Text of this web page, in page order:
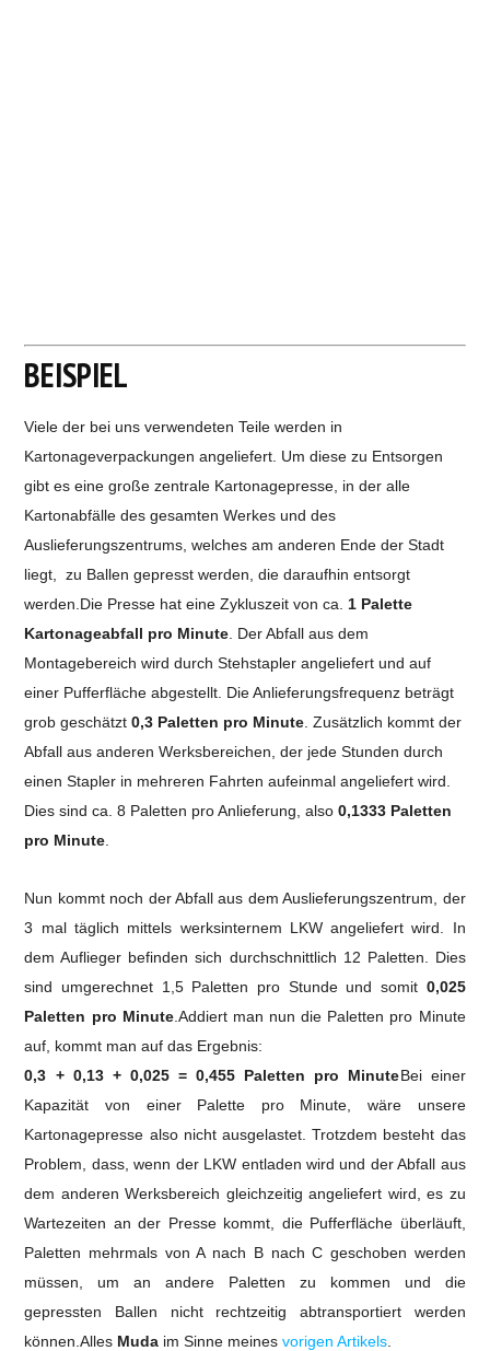
BEISPIEL
Viele der bei uns verwendeten Teile werden in
Kartonageverpackungen angeliefert. Um diese zu Entsorgen
gibt es eine große zentrale Kartonagepresse, in der alle
Kartonabfälle des gesamten Werkes und des
Auslieferungszentrums, welches am anderen Ende der Stadt
liegt, zu Ballen gepresst werden, die daraufhin entsorgt
werden. Die Presse hat eine Zykluszeit von ca. 1 Palette
Kartonageabfall pro Minute Der Abfall aus dem
Montagebereich wird durch Stehstapler angeliefert und auf
einer Pufferfläche abgestellt. Die Anlieferungsfrequenz beträgt
grob geschätzt0,3 Paletten pro Minute .Zusätzlich kommt der
Abfall aus anderen Werksbereichen, der jede Stunden durch
einen Stapler in mehreren Fahrten aufeinmal angeliefert wird.
Dies sind ca. 8 Paletten pro Anlieferung, also0,1333 Paletten
pro Minute
Nun kommt noch der Abfall aus dem Auslieferungszentrum, der
3 mal täglich mittels werksinternem LKW angeliefert wird. In
dem Auflieger befinden sich durchschnittlich 12 Paletten. Dies
sind umgerechnet 1,5 Paletten pro Stunde und somit 0,025
Paletten pro Minute. Addiert man nun die Paletten pro Minute
auf, kommt man auf das Ergebnis:
0,3 + 0,13 + 0,025 = 0,455 Paletten pro MinuteBei einer
Kapazität von einer Palette pro Minute, wäre unsere
Kartonagepresse also nicht ausgelastet.Trotzdem besteht das
Problem, dass, wenn der LKW entladen wird und der Abfall aus
dem anderen Werksbereich gleichzeitig angeliefert wird, es zu
Wartezeiten an der Presse kommt, die Pufferfläche überläuft,
Paletten mehrmals von A nach B nach C geschoben werden
müssen, um an andere Paletten zu kommen und die
gepressten Ballen nicht rechtzeitig abtransportiert werden
können.Alles Muda im Sinne meines vorigen Artikels